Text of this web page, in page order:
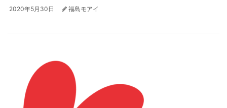
2020年5月30日 福島モアイ